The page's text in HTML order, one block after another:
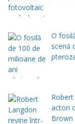
O
scenă
actori
Brown